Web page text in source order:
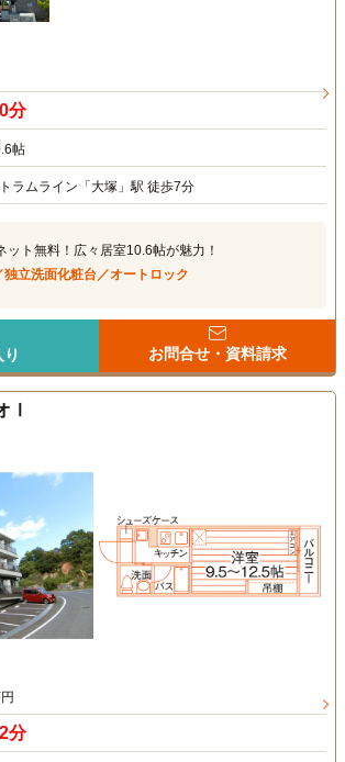
分
帖
ラムライン「大塚」駅 徒歩7分
ット無料！広々居室10.6帖が魅力！
立洗面化粧台／オートロック
お問合せ・資料請求
Ⅰ
分